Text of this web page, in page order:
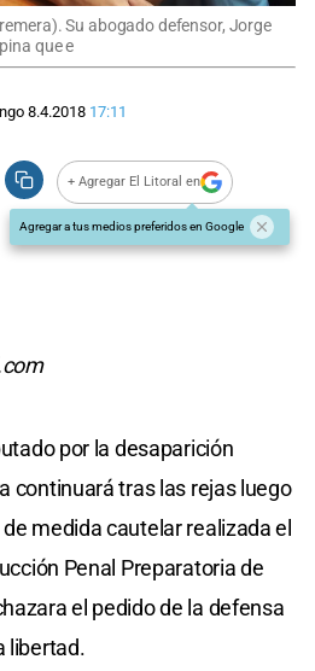
Su abogado defensor, Jorge
que e
8.4.2018 17:11
+ Agregar El Litoral en
Agregar a tus medios preferidos en Google
por la desaparición
continuará tras las rejas luego
medida cautelar realizada el
Penal Preparatoria de
el pedido de la defensa
libertad.